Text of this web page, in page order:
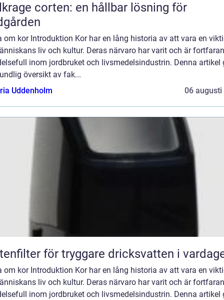
corten: en hållbar lösning för
om kor Introduktion Kor har en lång historia av att vara en
liv och kultur. Deras närvaro har varit och är
inom jordbruket och livsmedelsindustrin. Denna artikel
översikt av fak...
Uddenholm
06 augusti
för tryggare dricksvatten i
om kor Introduktion Kor har en lång historia av att vara en
liv och kultur. Deras närvaro har varit och är
inom jordbruket och livsmedelsindustrin. Denna artikel